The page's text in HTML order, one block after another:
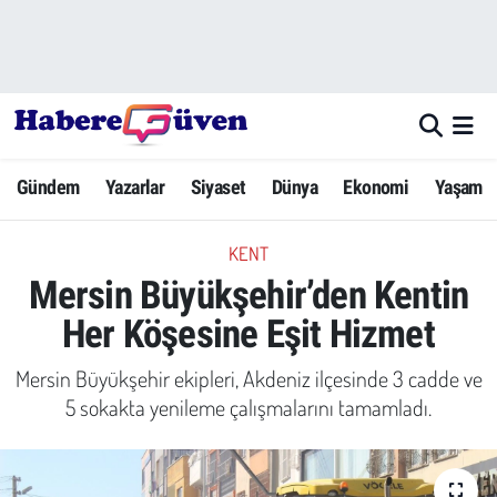
Gündem Yazarlar Siyaset Dünya Ekonomi Yaşam
KENT
Mersin Büyükşehir’den Kentin
Her Köşesine Eşit Hizmet
Mersin Büyükşehir ekipleri, Akdeniz ilçesinde 3 cadde ve
5 sokakta yenileme çalışmalarını tamamladı.
Yazarlar
Dünya
Ekonomi
Yaşam
Yerel Haberler
Hava Durumu
Trafik Durumu
Süper Lig Puan Durumu ve Fikstür
Tüm Manşetler
Son Dakika Haberleri
Haber Arşivi